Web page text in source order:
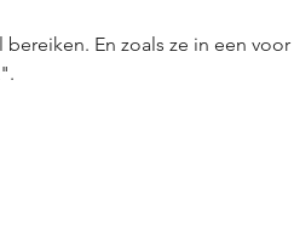
En zoals ze in een voor